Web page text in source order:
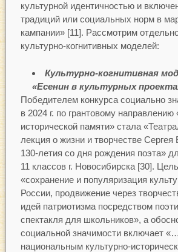
культурной идентичностью и
традиций или социальных норм в
кампании» [11]. Рассмотрим
культурно-когнитивных моделей:
Культурно-когнитивная
«Есенин в культурных
Победителем конкурса социально
в 2024 г. по грантовому направлению
исторической памяти» стала
лекция о жизни и творчестве Сергея
130-летия со дня рождения поэта»
11 классов г. Новосибирска [30].
«сохранение и популяризация
России, продвижение через
идей патриотизма посредством
спектакля для школьников», а
социальной значимости включает
национальным культурно-